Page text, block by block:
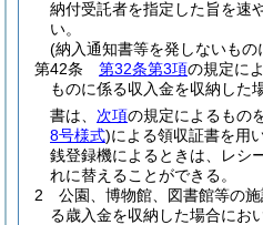
納付受託者を指定した旨を速
い。
(納入通知書等を発しないもの
第42条
第32条第3項の規定に
ものに係る収入金を収納した
書は、 次項の規定によるもの
8号様式)による領収証書を用
銭登録機によるときは、レシ
れに替えることができる。
2
公園、博物館、図書館等の
る歳入金を収納した場合にお